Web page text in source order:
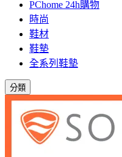
PChome 24h購物
時尚
鞋材
鞋墊
全系列鞋墊
分類